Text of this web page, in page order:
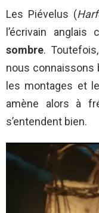
Les Piévelus (
l’écrivain anglais
sombre.
nous connaissons
les montages et
amène alors à
s’entendent bien.